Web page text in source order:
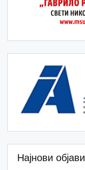
Најнови објави